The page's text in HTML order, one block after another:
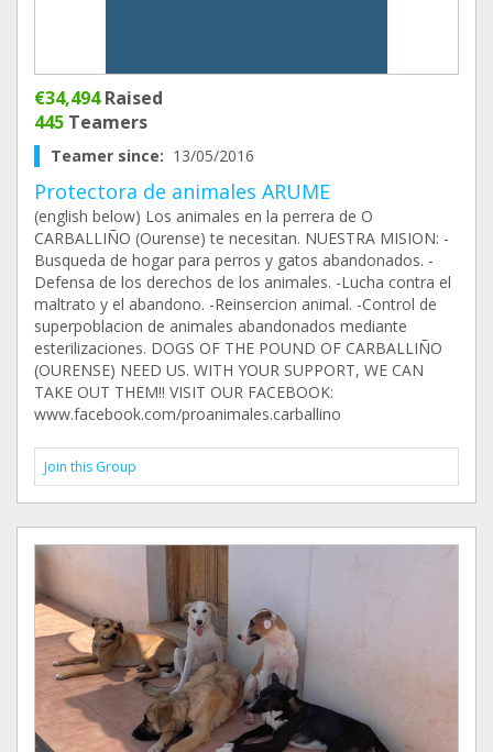
€34,494Raised
445 Teamers
Teamer since: 13/05/2016
Protectora de animales ARUME
(english below) Los animales en la perrera de O
CARBALLIÑO (Ourense) te necesitan. NUESTRA MISION: -
Busqueda de hogar para perros y gatos abandonados. -
Defensa de los derechos de los animales. -Lucha contra el
maltrato y el abandono. -Reinsercion animal. -Control de
superpoblacion de animales abandonados mediante
esterilizaciones. DOGS OF THE POUND OF CARBALLIÑO
(OURENSE) NEED US. WITH YOUR SUPPORT, WE CAN
TAKE OUT THEM!! VISIT OUR FACEBOOK:
www.facebook.com/proanimales.carballino
Join this Group